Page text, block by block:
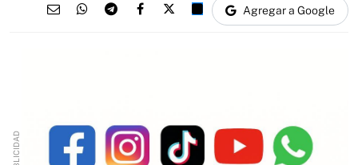
Agregar a Google